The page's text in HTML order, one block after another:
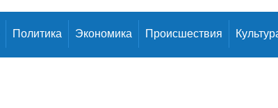
Политика Экономика Происшествия